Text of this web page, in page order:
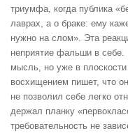
триумфа, когда публика
лаврах, а о браке: ему
нужно на слом». Эта
неприятие фальши в себе.
мысль, но уже в
восхищением пишет, что
не позволил себе легко
держал планку
требовательность не